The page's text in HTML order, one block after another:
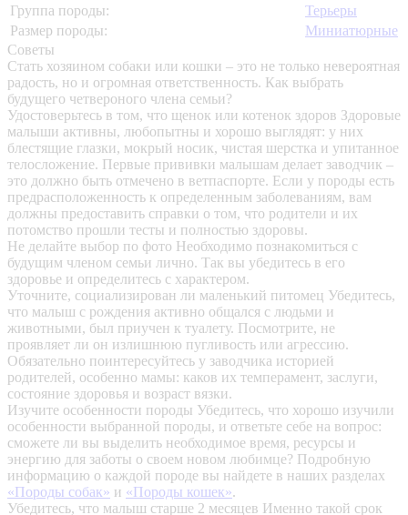
Группа породы:
Терьеры
Размер породы:
Миниатюрные
Советы
Стать хозяином собаки или кошки – это не только невероятная
радость, но и огромная ответственность. Как выбрать
будущего четвероного члена семьи?
Удостоверьтесь в том, что щенок или котенок здоров Здоровые
малыши активны, любопытны и хорошо выглядят: у них
блестящие глазки, мокрый носик, чистая шерстка и упитанное
телосложение. Первые прививки малышам делает заводчик –
это должно быть отмечено в ветпаспорте. Если у породы есть
предрасположенность к определенным заболеваниям, вам
должны предоставить справки о том, что родители и их
потомство прошли тесты и полностью здоровы.
Не делайте выбор по фото Необходимо познакомиться с
будущим членом семьи лично. Так вы убедитесь в его
здоровье и определитесь с характером.
Уточните, социализирован ли маленький питомец Убедитесь,
что малыш с рождения активно общался с людьми и
животными, был приучен к туалету. Посмотрите, не
проявляет ли он излишнюю пугливость или агрессию.
Обязательно поинтересуйтесь у заводчика историей
родителей, особенно мамы: каков их темперамент, заслуги,
состояние здоровья и возраст вязки.
Изучите особенности породы Убедитесь, что хорошо изучили
особенности выбранной породы, и ответьте себе на вопрос:
сможете ли вы выделить необходимое время, ресурсы и
энергию для заботы о своем новом любимце? Подробную
информацию о каждой породе вы найдете в наших разделах
«Породы собак» и «Породы кошек».
Убедитесь, что малыш старше 2 месяцев Именно такой срок